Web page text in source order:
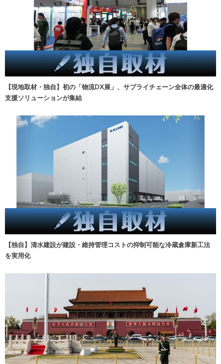
【現地取材・独自】初の「物流DX展」、サプライチェーン全体の最適化
支援ソリューションが集結
【独自】清水建設が建設・維持管理コストの抑制可能な冷蔵倉庫新工法
を実用化